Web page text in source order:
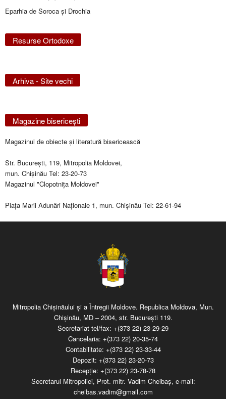
Eparhia de Soroca și Drochia
Resurse Ortodoxe
Arhiva - Site vechi
Magazine bisericeşti
Magazinul de obiecte şi literatură bisericească
Str. Bucureşti, 119, Mitropolia Moldovei,
mun. Chişinău Tel: 23-20-73
Magazinul "Clopotniţa Moldovei"
Piaţa Marii Adunări Naţionale 1, mun. Chişinău Tel: 22-61-94
Mitropolia Chişinăului şi a Întregii Moldove. Republica Moldova, Mun.
Chişinău, MD – 2004, str. Bucureşti 119.
Secretariat tel/fax: +(373 22) 23-29-29
Cancelaria: +(373 22) 20-35-74
Contabilitate: +(373 22) 23-33-44
Depozit: +(373 22) 23-20-73
Recepţie: +(373 22) 23-78-78
Secretarul Mitropoliei, Prot. mitr. Vadim Cheibaş, e-mail:
cheibas.vadim@gmail.com